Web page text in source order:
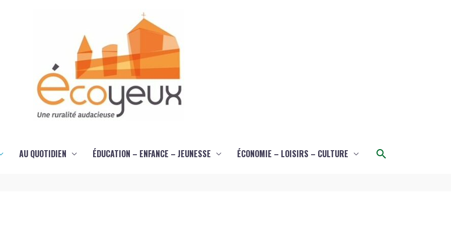
AU QUOTIDIEN ÉDUCATION – ENFANCE – JEUNESSE ÉCONOMIE – LOISIRS – CULTURE Rechercher